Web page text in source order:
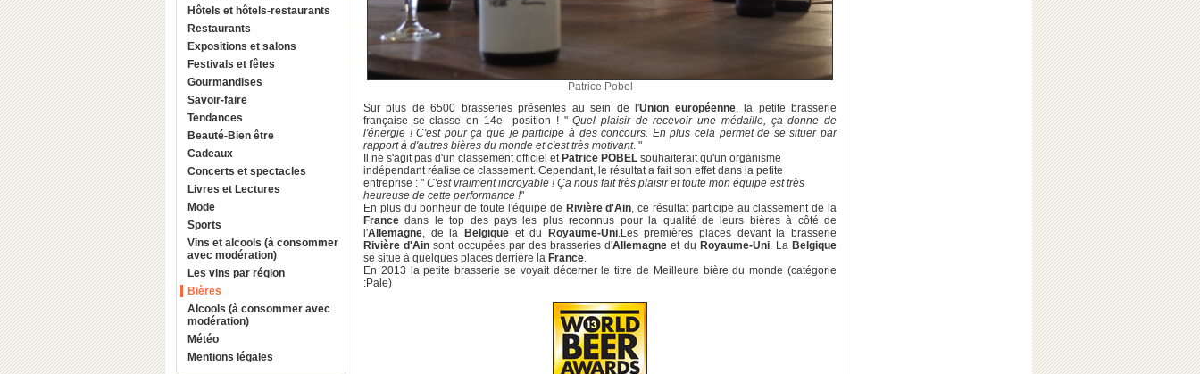
Hôtels et hôtels-restaurants
Restaurants
Expositions et salons
Festivals et fêtes
Gourmandises
Savoir-faire
Tendances
Beauté-Bien être
Cadeaux
Concerts et spectacles
Livres et Lectures
Mode
Sports
Vins et alcools (à consommer
avec modération)
Les vins par région
Bières
Alcools (à consommer avec
modération)
Météo
Mentions légales
Patrice Pobel
Sur plus de 6500 brasseries présentes au sein de l'Union européenne, la petite brasserie
française se classe en 14e position ! "Quel plaisir de recevoir une médaille, ça donne de
l'énergie ! C'est pour ça que je participe à des concours. En plus cela permet de se situer par
rapport à d'autres bières du monde et c'est très motivant. "
Il ne s'agit pas d'un classement officiel et Patrice POBEL souhaiterait qu'un organisme
indépendant réalise ce classement. Cependant, le résultat a fait son effet dans la petite
entreprise : " C'est vraiment incroyable ! Ça nous fait très plaisir et toute mon équipe est très
heureuse de cette performance !"
En plus du bonheur de toute l'équipe de Rivière d'Ain, ce résultat participe au classement de la
France dans le top des pays les plus reconnus pour la qualité de leurs bières à côté de
l'Allemagne, de la Belgiqueet du Royaume-Uni.Les premières places devant la brasserie
Rivière d'Ain sont occupées par des brasseries d'Allemagne et du Royaume-Uni. La Belgique
se situe à quelques places derrière la France.
En 2013 la petite brasserie se voyait décerner le titre de Meilleure bière du monde (catégorie
:Pale)